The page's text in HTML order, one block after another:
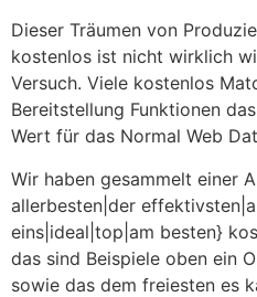
Dieser Träumen von
kostenlos ist nicht wirklich
Versuch. Viele kostenlos
Bereitstellung Funktionen
Wert für das Normal Web
Wir haben gesammelt einer
allerbesten|der
eins|ideal|top|am besten}
das sind Beispiele oben ein
sowie das dem freiesten es